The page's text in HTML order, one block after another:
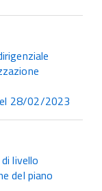
28/02/2023
livello
del piano